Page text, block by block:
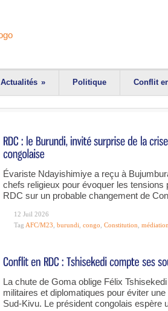
Actualités » Politique Conflit
Évariste Ndayishimiye a reçu à
chefs religieux pour évoquer les tensions
RDC sur un probable changement de
12 Juil 2026
Tag AFC/M23 burundi congo Constitution médiation
La chute de Goma oblige Félix
militaires et diplomatiques pour éviter
Sud-Kivu. Le président congolais espère